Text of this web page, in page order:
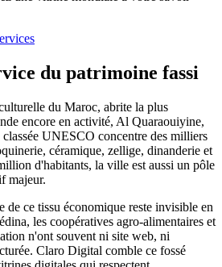
du patrimoine fassi
du Maroc, abrite la plus
encore en activité, Al Quaraouiyine,
UNESCO concentre des milliers
céramique, zellige, dinanderie et
d'habitants, la ville est aussi un pôle
majeur.
de ce tissu économique reste invisible en
les coopératives agro-alimentaires et
n'ont souvent ni site web, ni
Claro Digital comble ce fossé